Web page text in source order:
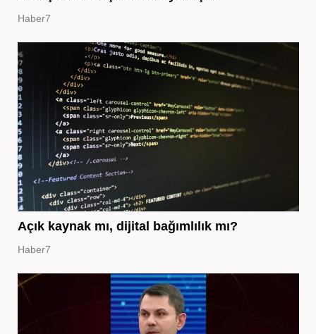
Haber7
Açık kaynak mı, dijital bağımlılık mı?
Haber7